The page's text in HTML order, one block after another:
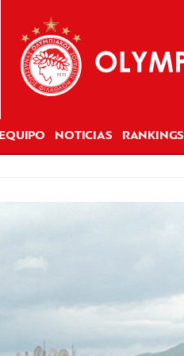
EQUIPO NOTICIAS RANKINGS